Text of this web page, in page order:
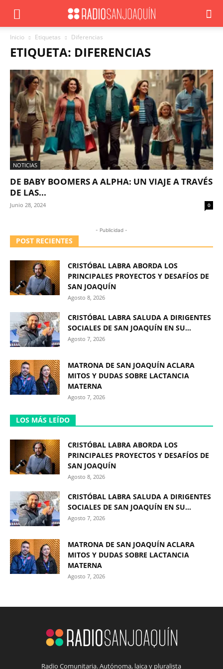
Inicio Etiquetas Diferencias
ETIQUETA: DIFERENCIAS
NOTICIAS
DE BABY BOOMERS A ALPHA: UN VIAJE A TRAVÉS
DE LAS...
Junio 28, 2024 0
- Publicidad -
POST RECIENTES
CRISTÓBAL LABRA ABORDA LOS
PRINCIPALES PROYECTOS Y DESAFÍOS DE
SAN JOAQUÍN
Agosto 8, 2026
CRISTÓBAL LABRA SALUDA A DIRIGENTES
SOCIALES DE SAN JOAQUÍN EN SU...
Agosto 7, 2026
MATRONA DE SAN JOAQUÍN ACLARA
MITOS Y DUDAS SOBRE LACTANCIA
MATERNA
Agosto 7, 2026
LOS MÁS LEÍDO
CRISTÓBAL LABRA ABORDA LOS
PRINCIPALES PROYECTOS Y DESAFÍOS DE
SAN JOAQUÍN
Agosto 8, 2026
CRISTÓBAL LABRA SALUDA A DIRIGENTES
SOCIALES DE SAN JOAQUÍN EN SU...
Agosto 7, 2026
MATRONA DE SAN JOAQUÍN ACLARA
MITOS Y DUDAS SOBRE LACTANCIA
MATERNA
Agosto 7, 2026
Radio Comunitaria. Autónoma, laica y pluralista